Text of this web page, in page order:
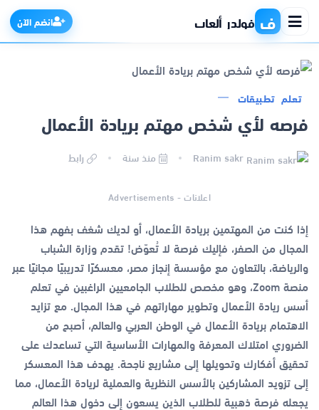
ف فولدر ألعاب انضم الآن
الرئيسية
التطبيقات
مواقع
ذكاء اصطناعي
تعلم تطبيقات
فرصه لأي شخص مهتم بريادة الأعمال
منذ سنة رابط
اعلانات - Advertisements
إذا كنت من المهتمين بريادة الأعمال، أو لديك شغف بفهم هذا
المجال من الصفر، فإليك فرصة لا تُعوّض! تقدم وزارة الشباب
والرياضة، بالتعاون مع مؤسسة إنجاز مصر، معسكرًا تدريبيًا مجانيًا عبر
منصة Zoom، وهو مخصص للطلاب الجامعيين الراغبين في تعلم
أسس ريادة الأعمال وتطوير مهاراتهم في هذا المجال. مع تزايد
الاهتمام بريادة الأعمال في الوطن العربي والعالم، أصبح من
الضروري امتلاك المعرفة والمهارات الأساسية التي تساعدك على
تحقيق أفكارك وتحويلها إلى مشاريع ناجحة. يهدف هذا المعسكر
إلى تزويد المشاركين بالأسس النظرية والعملية لريادة الأعمال، مما
يجعله فرصة ذهبية للطلاب الذين يسعون إلى دخول هذا العالم